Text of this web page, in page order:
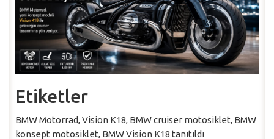
Etiketler
BMW Motorrad, Vision K18, BMW cruiser motosiklet, BMW
konsept motosiklet, BMW Vision K18 tanıtıldı